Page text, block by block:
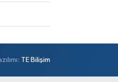
TE Bilişim